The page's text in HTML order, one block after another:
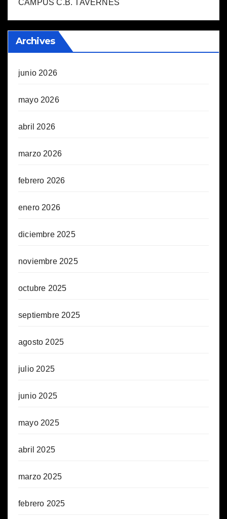
CAMPUS C.B. TAVERNES
Archives
junio 2026
mayo 2026
abril 2026
marzo 2026
febrero 2026
enero 2026
diciembre 2025
noviembre 2025
octubre 2025
septiembre 2025
agosto 2025
julio 2025
junio 2025
mayo 2025
abril 2025
marzo 2025
febrero 2025